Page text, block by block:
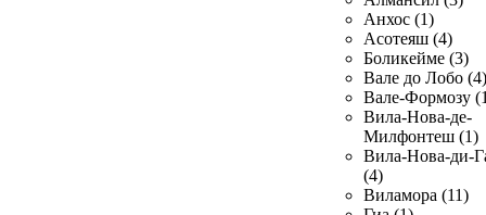
Анхос (1)
Асотеяш (4)
Боликейме (3)
Вале до Лобо (4)
Вале-Формозу
Вила-Нова-де-
Милфонтеш (1)
Вила-Нова-ди-
(4)
Виламора (11)